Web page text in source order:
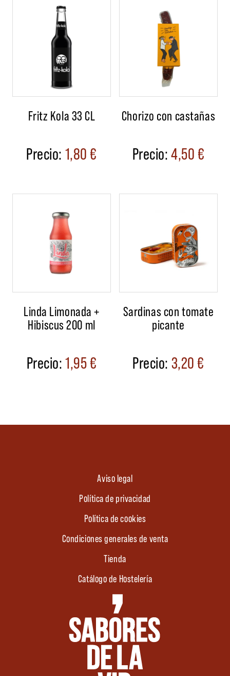
Fritz Kola 33 CL
1,80€
Chorizo con castañas
4,50€
Linda Limonada +
Hibiscus 200 ml
1,95€
Sardinas con tomate
picante
3,20€
Aviso legal
Política de privacidad
Política de cookies
Condiciones generales de venta
Tienda
Catálogo de Hostelería